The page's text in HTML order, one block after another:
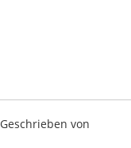
Geschrieben von